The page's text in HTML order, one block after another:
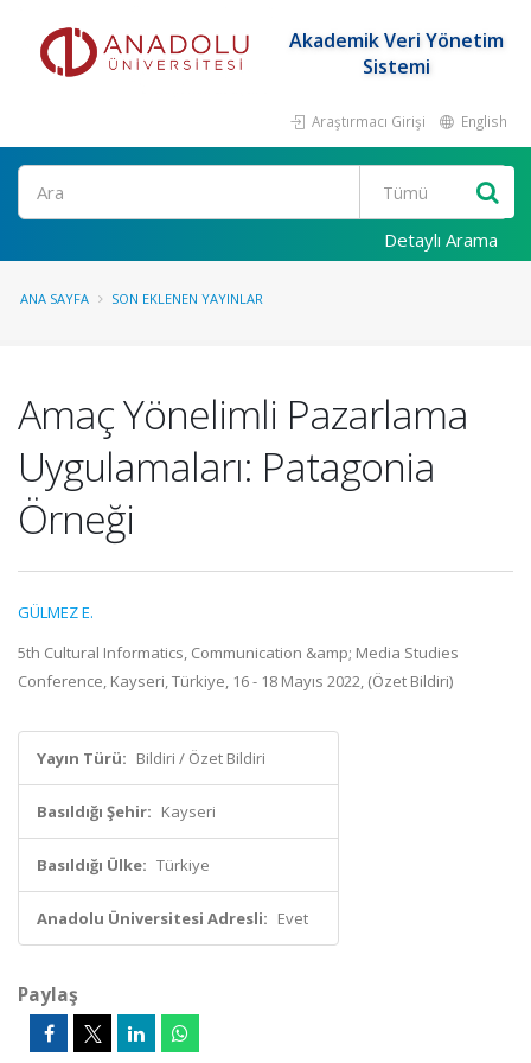
Akademik Veri Yönetim
Sistemi
Araştırmacı Girişi English
Ara
Detaylı Arama
ANA SAYFA SON EKLENEN YAYINLAR
Amaç Yönelimli Pazarlama
Uygulamaları: Patagonia
Örneği
GÜLMEZ E.
5th Cultural Informatics, Communication &amp; Media Studies
Conference, Kayseri, Türkiye, 16 - 18 Mayıs 2022, (Özet Bildiri)
Yayın Türü: Bildiri / Özet Bildiri
Basıldığı Şehir: Kayseri
Basıldığı Ülke: Türkiye
Anadolu Üniversitesi Adresli: Evet
Paylaş